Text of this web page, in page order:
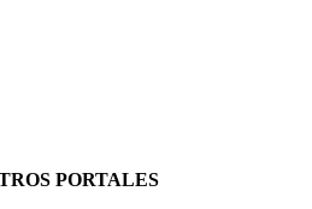
PORTALES